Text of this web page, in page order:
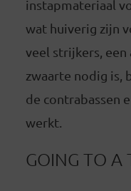
instapmateriaal
wat huiverig zijn
veel strijkers,
zwaarte nodig is,
de contrabassen
werkt.
GOING TO A